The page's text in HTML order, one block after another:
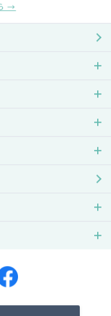
き、コンテンツを当
の許諾を得ることな
お客様のウェブサイト
禁止されていますの
を得ていただくようお
の著作物・商標等が
判断する場合等、ご利
利は、当社または個々
許諾を得ることなく
されていますので、
→